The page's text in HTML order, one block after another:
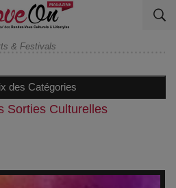
& Festivals
des Catégories
Sorties Culturelles